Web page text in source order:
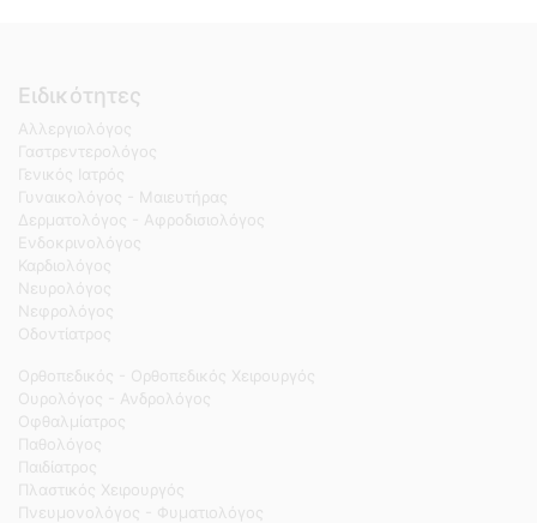
Ειδικότητες
Αλλεργιολόγος
Γαστρεντερολόγος
Γενικός Ιατρός
Γυναικολόγος - Μαιευτήρας
Δερματολόγος - Αφροδισιολόγος
Ενδοκρινολόγος
Καρδιολόγος
Νευρολόγος
Νεφρολόγος
Οδοντίατρος
Ορθοπεδικός - Ορθοπεδικός Χειρουργός
Ουρολόγος - Ανδρολόγος
Οφθαλμίατρος
Παθολόγος
Παιδίατρος
Πλαστικός Χειρουργός
Πνευμονολόγος - Φυματιολόγος